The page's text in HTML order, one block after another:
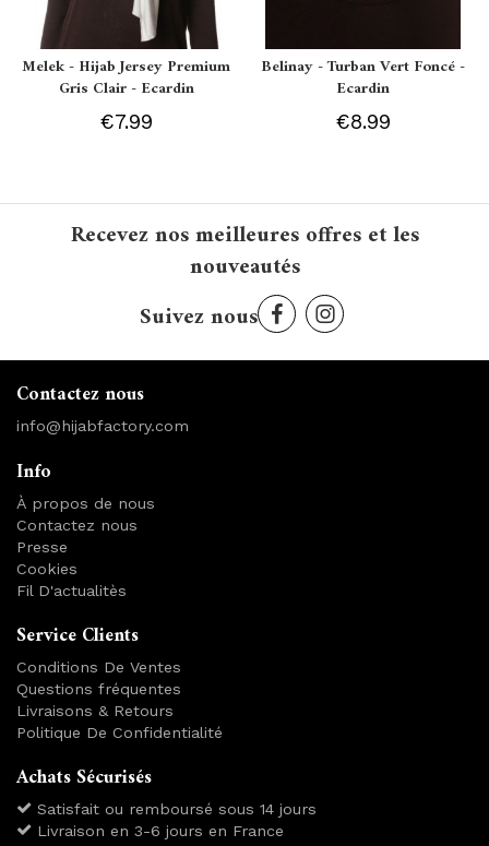
Melek - Hijab Jersey Premium
Gris Clair - Ecardin
€7.99
Belinay - Turban Vert Foncé -
Ecardin
€8.99
Recevez nos meilleures offres et les
nouveautés
Suivez nous
Contactez nous
info@hijabfactory.com
Info
À propos de nous
Contactez nous
Presse
Cookies
Fil D'actualitès
Service Clients
Conditions De Ventes
Questions fréquentes
Livraisons & Retours
Politique De Confidentialité
Achats Sécurisés
Satisfait ou remboursé sous 14 jours
Livraison en 3-6 jours en France